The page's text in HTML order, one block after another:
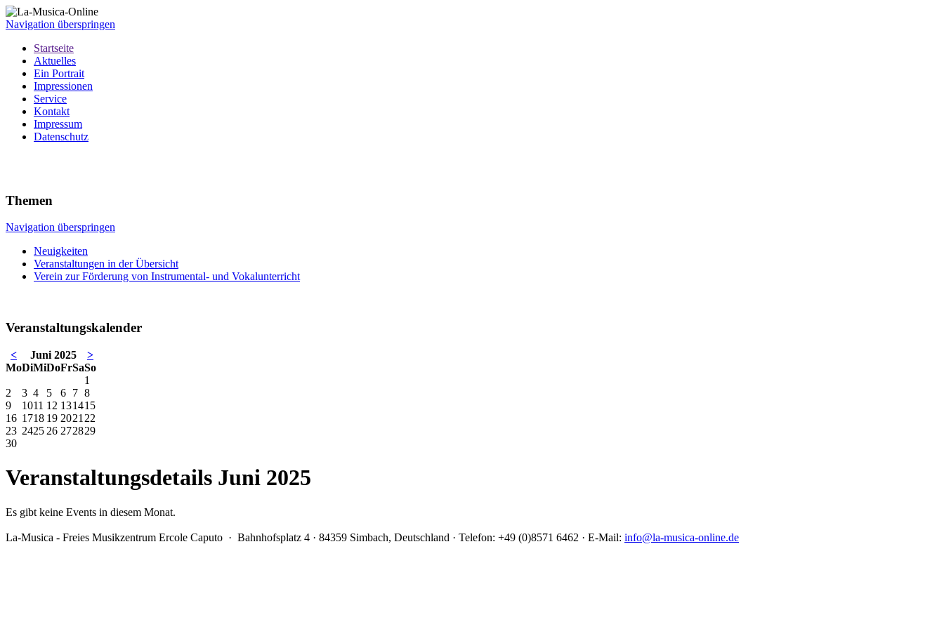
Navigation überspringen
Startseite
Aktuelles
Ein Portrait
Impressionen
Service
Kontakt
Impressum
Datenschutz
Themen
Navigation überspringen
Neuigkeiten
Veranstaltungen in der Übersicht
Verein zur Förderung von Instrumental- und Vokalunterricht
Veranstaltungskalender
< Juni 2025
>
MoDiMiDoFrSaSo
1
2
3 4 5 6 7 8
9
1011 12 131415
16 1718 19 2021 22
23 2425 26 272829
30
Veranstaltungsdetails Juni 2025
Es gibt keine Events in diesem Monat.
La-Musica - Freies Musikzentrum Ercole Caputo · Bahnhofsplatz 4 · 84359 Simbach, Deutschland · Telefon: +49 (0)8571 6462 · E-Mail: info@la-musica-online.de